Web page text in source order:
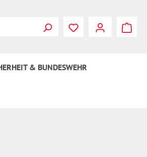
Du hast 0
& BUNDESWEHR